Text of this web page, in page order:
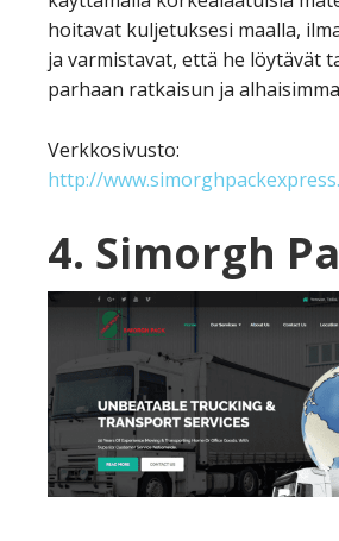
hoitavat kuljetuksesi maalla,
ja varmistavat, että he löytävät
parhaan ratkaisun ja
Verkkosivusto:
http://
4. Simorgh